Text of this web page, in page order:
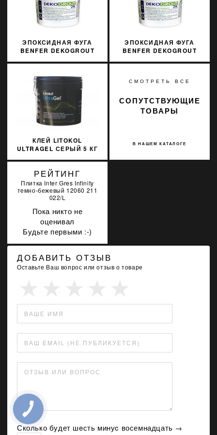
ЭПОКСИДНАЯ ФУГА
BENFER DEKOGROUT
ЭПОКСИДНАЯ ФУГА
BENFER DEKOGROUT
КЛЕЙ LITOKOL
ULTRAGEL СЕРЫЙ 5 КГ
СМОТРЕТЬ ВСЕ
В НАШЕМ КАТАЛОГЕ
СОПУТСТВУЮЩИЕ
ТОВАРЫ
РЕЙТИНГ
Плитка Inter Gres Infinity
темно-бежевый 12060 211
022/L
Пока никто не
оценивал
Будьте первыми :-)
ДОБАВИТЬ ОТЗЫВ
Оставьте Ваш вопрос или отзыв о товаре
ВАШЕ ИМЯ
ВАШ EMAIL (НЕ ПУБЛИКУЕТСЯ)
ОТЗЫВ ИЛИ ВОПРОС
Сколько будет шeсть минуc восемнадцать →